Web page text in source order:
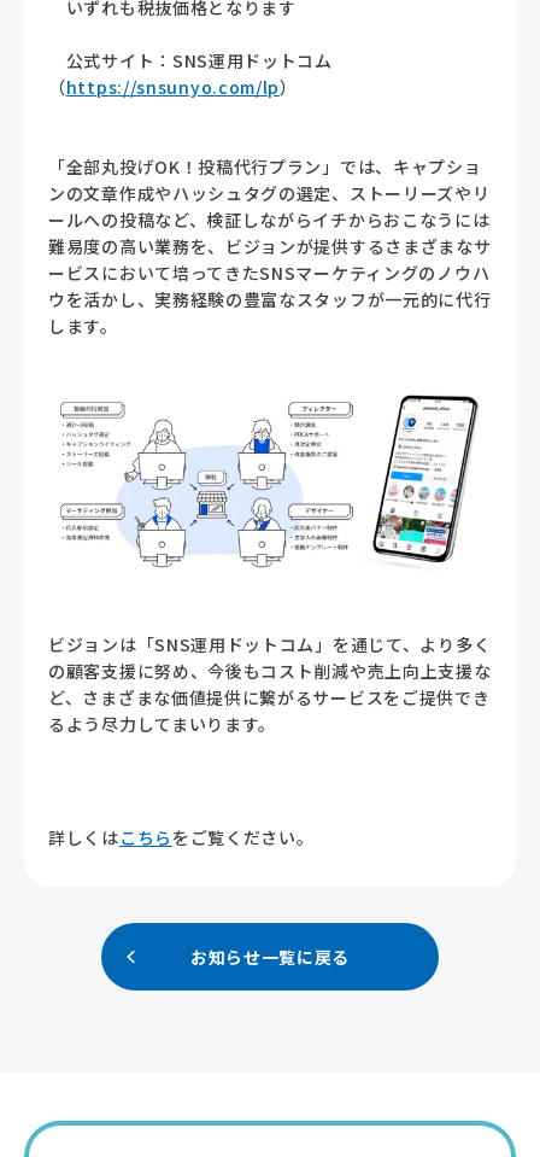
いずれも税抜価格となります
公式サイト：SNS運用ドットコム
（https://snsunyo.com/lp）
「全部丸投げOK！投稿代行プラン」では、キャプショ
ンの文章作成やハッシュタグの選定、ストーリーズやリ
ールへの投稿など、検証しながらイチからおこなうには
難易度の高い業務を、ビジョンが提供するさまざまなサ
ービスにおいて培ってきたSNSマーケティングのノウハ
ウを活かし、実務経験の豊富なスタッフが一元的に代行
します。
ビジョンは「SNS運用ドットコム」を通じて、より多く
の顧客支援に努め、今後もコスト削減や売上向上支援な
ど、さまざまな価値提供に繋がるサービスをご提供でき
るよう尽力してまいります。
詳しくはこちら をご覧ください。
お知らせ一覧に戻る